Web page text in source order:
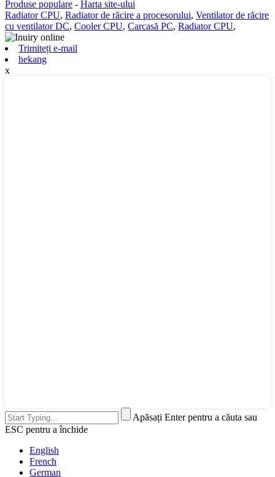
Produse populare - Harta site-ului
Radiator CPU, Radiator de răcire a procesorului, Ventilator de răcire
cu ventilator DC, Cooler CPU, Carcasă PC, Radiator CPU,
Trimiteți e-mail
hekang
x
Apăsați Enter pentru a căuta sau
ESC pentru a închide
English
French
German